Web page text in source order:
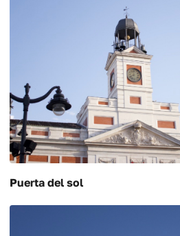
Puerta del sol